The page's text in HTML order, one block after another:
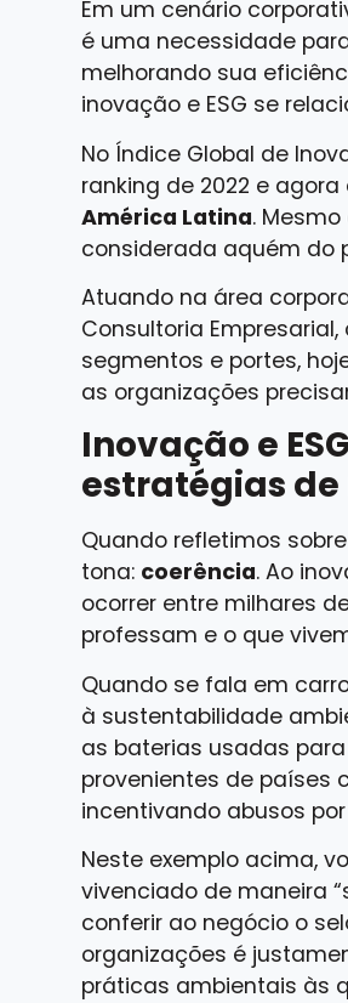
Em um cenário
é uma necessidade
melhorando sua
inovação e ESG se
No Índice Global de
ranking de 2022 e
América Latina.
considerada aquém do
Atuando na área
Consultoria
segmentos e portes,
as organizações
Inovação e
estratégias
Quando refletimos
tona: coerência. Ao
ocorrer entre milhares
professam e o que
Quando se fala em
à sustentabilidade
as baterias usadas
provenientes de países
incentivando abusos
Neste exemplo acima,
vivenciado de maneira
conferir ao negócio o
organizações é
práticas ambientais às